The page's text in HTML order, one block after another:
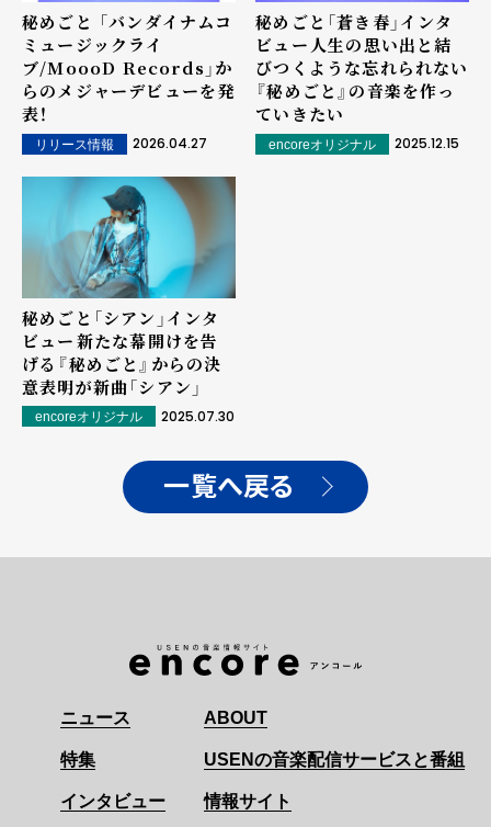
秘めごと 「バンダイナムコ
ミュージックライ
ブ/MoooD Records」か
らのメジャーデビューを発
表！
リリース情報 2026.04.27
秘めごと「蒼き春」インタ
ビュー――人生の思い出と結
びつくような忘れられない
『秘めごと』の音楽を作っ
ていきたい
encoreオリジナル 2025.12.15
秘めごと「シアン」インタ
ビュー――新たな幕開けを告
げる『秘めごと』からの決
意表明が新曲「シアン」
encoreオリジナル 2025.07.30
一覧へ戻る
ニュース
特集
インタビュー
ABOUT
USENの音楽配信サービスと番組
情報サイト